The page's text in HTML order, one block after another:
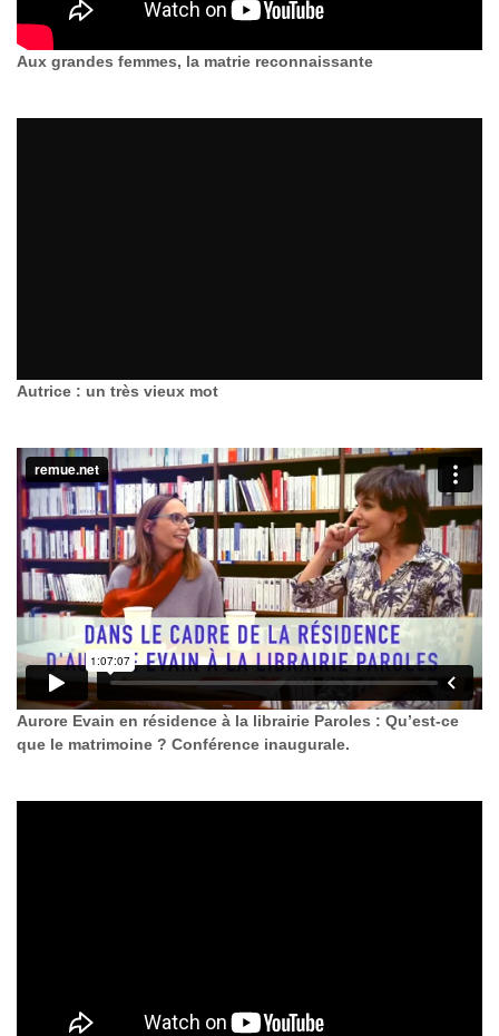
Aux grandes femmes, la matrie reconnaissante
Autrice : un très vieux mot
Aurore Evain en résidence à la librairie Paroles : Qu’est-ce
que le matrimoine ? Conférence inaugurale.